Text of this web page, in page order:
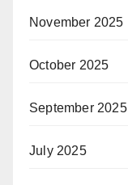
November 2025
October 2025
September 2025
July 2025